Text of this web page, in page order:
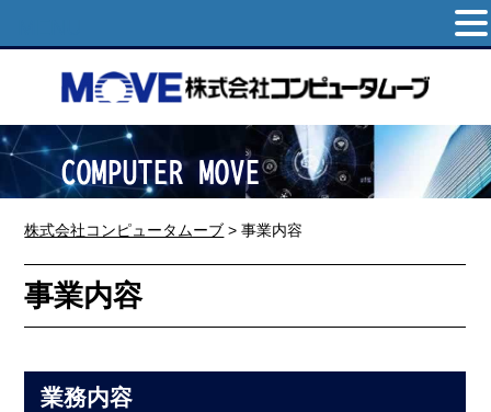
株式会社コンピュータムーブ >事業内容
事業内容
業務内容